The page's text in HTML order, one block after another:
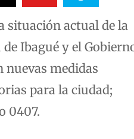
situación actual de la
de Ibagué y el
medidas
para la ciudad;
0407.